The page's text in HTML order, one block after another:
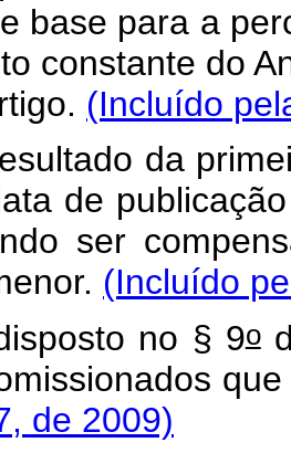
base para a
constante do
(Incluído
da
de
ser
(Incluído
no § 9o
de 2009)